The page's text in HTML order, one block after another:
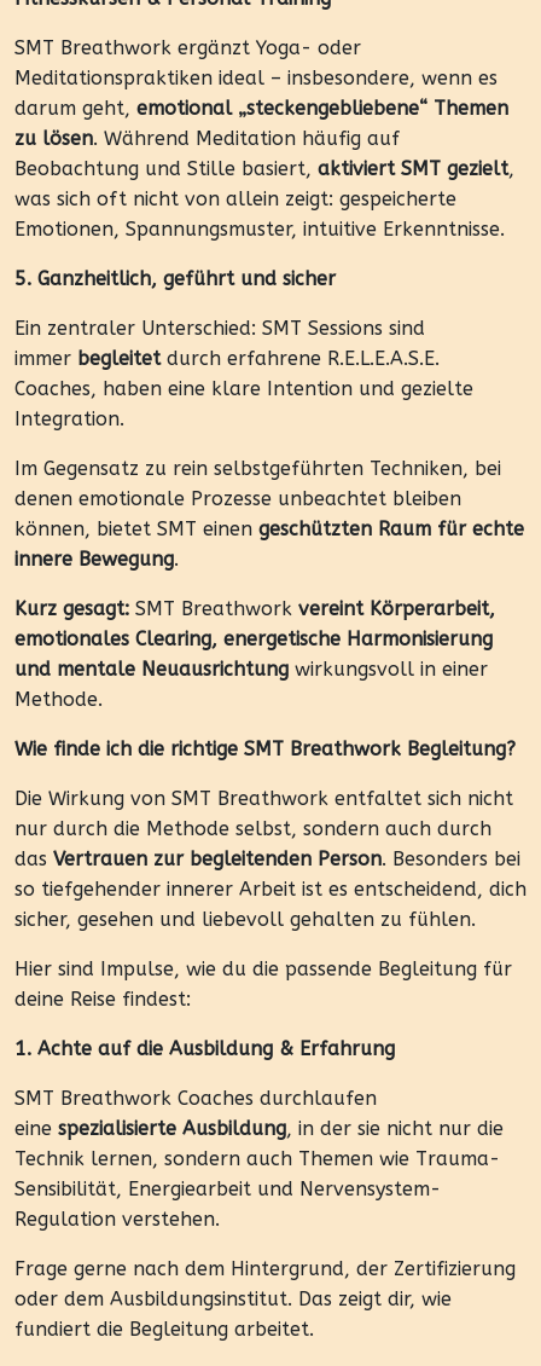
SMT Breathwork ergänzt Yoga- oder
Meditationspraktiken ideal – insbesondere, wenn es
darum geht, emotional „steckengebliebene“ Themen
zu lösen. Während Meditation häufig auf
Beobachtung und Stille basiert, aktiviert SMT gezielt,
was sich oft nicht von allein zeigt: gespeicherte
Emotionen, Spannungsmuster, intuitive Erkenntnisse.
5. Ganzheitlich, geführt und sicher
Ein zentraler Unterschied: SMT Sessions sind
immer begleitetdurch erfahrene R.E.L.E.A.S.E.
Coaches, haben eine klare Intention und gezielte
Integration.
Im Gegensatz zu rein selbstgeführten Techniken, bei
denen emotionale Prozesse unbeachtet bleiben
können, bietet SMT einen geschützten Raum für echte
innere Bewegung.
Kurz gesagt: SMT Breathwork vereint Körperarbeit,
emotionales Clearing, energetische Harmonisierung
und mentale Neuausrichtung wirkungsvoll in einer
Methode.
Wie finde ich die richtige SMT Breathwork Begleitung?
Die Wirkung von SMT Breathwork entfaltet sich nicht
nur durch die Methode selbst, sondern auch durch
das Vertrauen zur begleitenden Person. Besonders bei
so tiefgehender innerer Arbeit ist es entscheidend, dich
sicher, gesehen und liebevoll gehalten zu fühlen.
Hier sind Impulse, wie du die passende Begleitung für
deine Reise findest:
1. Achte auf die Ausbildung & Erfahrung
SMT Breathwork Coaches durchlaufen
eine spezialisierte Ausbildung, in der sie nicht nur die
Technik lernen, sondern auch Themen wie Trauma-
Sensibilität, Energiearbeit und Nervensystem-
Regulation verstehen.
Frage gerne nach dem Hintergrund, der Zertifizierung
oder dem Ausbildungsinstitut. Das zeigt dir, wie
fundiert die Begleitung arbeitet.